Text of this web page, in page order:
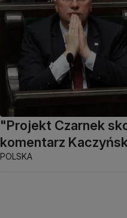
"Projekt Czarnek
komentarz
POLSKA